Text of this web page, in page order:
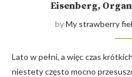
Eisenberg,
byMy strawberry
Lato w pełni, a więc czas
niestety często mocno